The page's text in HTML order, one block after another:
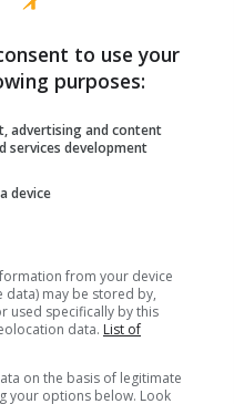
autentico
di
i
dovrebbe
regolarità,
to use your
purposes:
advertising and content
services development
device
from your device
may be stored by,
used specifically by this
data. List of
on the basis of legitimate
your options below. Look